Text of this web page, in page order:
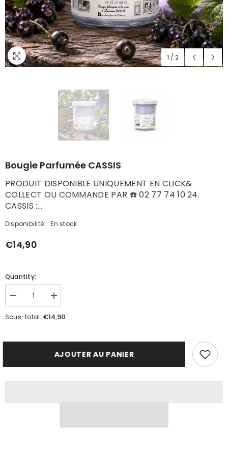
1 / 2
Bougie Parfumée CASSIS
PRODUIT DISPONIBLE UNIQUEMENT EN CLICK&
COLLECT OU COMMANDE PAR ☎️ 02 77 74 10 24.
CASSIS :...
Disponibilité: En stock
€14,90
Quantity:
Réduire
la
quantité
Augmenter
la
quantité
de
Sous-total: €14,90
AJOUTER AU PANIER